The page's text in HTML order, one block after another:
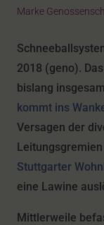
Marke
2018 (geno).
bislang
kommt ins
Versagen der
Stuttgarter
eine Lawine
Mittlerweile